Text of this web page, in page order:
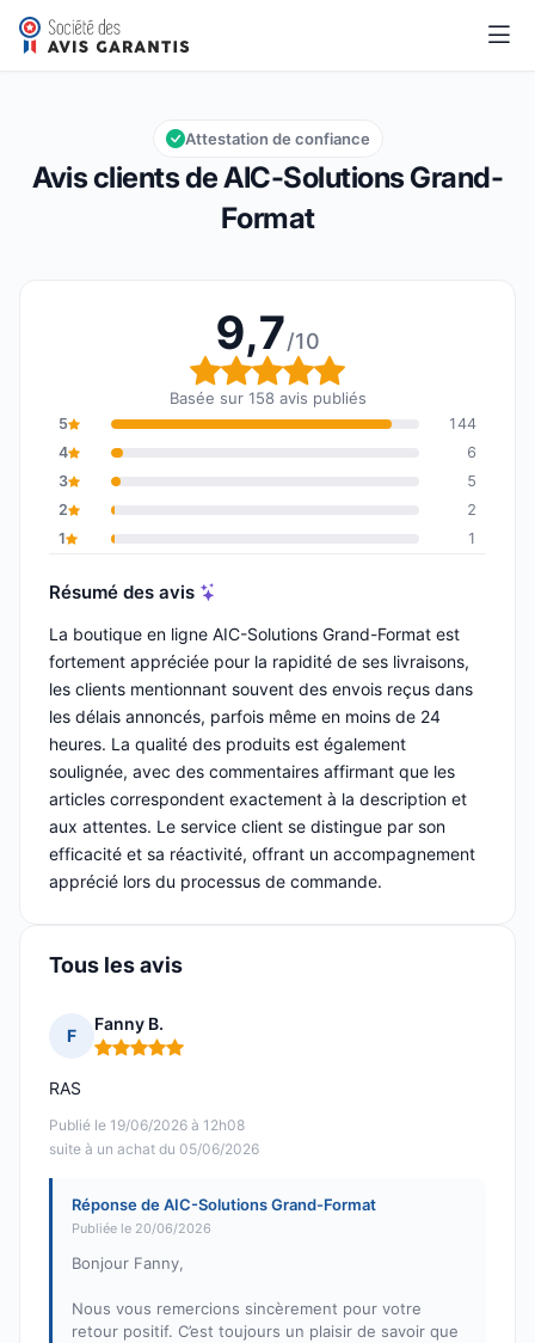
Note globale : 9,7 sur 10
9,7/10
Avis clients de AIC-Solutions Grand-
Format
Attestation de confiance
9,7/10
Note globale : 9,7 sur
Basée sur 158 avis publiés
5
144
4
6
3
5
2
2
1
1
Résumé des avis
La boutique en ligne AIC-Solutions Grand-Format est
fortement appréciée pour la rapidité de ses livraisons,
les clients mentionnant souvent des envois reçus dans
les délais annoncés, parfois même en moins de 24
heures. La qualité des produits est également
soulignée, avec des commentaires affirmant que les
articles correspondent exactement à la description et
aux attentes. Le service client se distingue par son
efficacité et sa réactivité, offrant un accompagnement
apprécié lors du processus de commande.
Tous les avis
F
Fanny B.
Note : 5 sur 5
Publié le 19/06/2026 à 12h08
suite à un achat du 05/06/2026
RAS
Réponse de AIC-Solutions Grand-Format
Publiée le 20/06/2026
Bonjour Fanny,
Nous vous remercions sincèrement pour votre
retour positif. C’est toujours un plaisir de savoir que